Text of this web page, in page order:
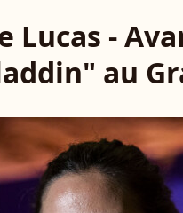
Lucas -
au